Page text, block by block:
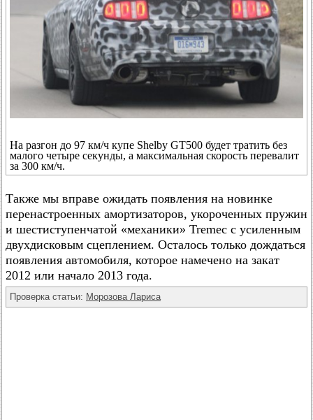
На разгон до 97 км/ч купе Shelby GT500 будет тратить без
малого четыре секунды, а максимальная скорость перевалит
за 300 км/ч.
Также мы вправе ожидать появления на новинке
перенастроенных амортизаторов, укороченных пружин
и шестиступенчатой «механики» Tremec с усиленным
двухдисковым сцеплением. Осталось только дождаться
появления автомобиля, которое намечено на закат
2012 или начало 2013 года.
Проверка статьи: Морозова Лариса